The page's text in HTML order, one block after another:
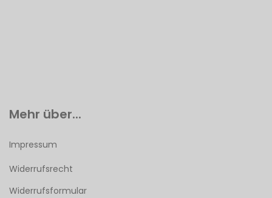
Mehr über...
Impressum
Widerrufsrecht
Widerrufsformular